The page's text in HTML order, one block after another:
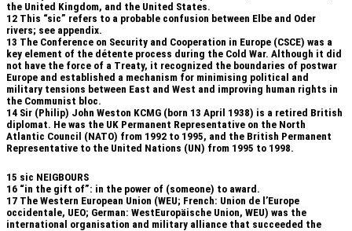
the United Kingdom, and the United States.
12 This “sic” refers to a probable confusion between Elbe and Oder
rivers; see appendix.
13 The Conference on Security and Cooperation in Europe (CSCE) was a
key element of the détente process during the Cold War. Although it did
not have the force of a Treaty, it recognized the boundaries of postwar
Europe and established a mechanism for minimising political and
military tensions between East and West and improving human rights in
the Communist bloc.
14 Sir (Philip) John Weston KCMG (born 13 April 1938) is a retired British
diplomat. He was the UK Permanent Representative on the North
Atlantic Council (NATO) from 1992 to 1995, and the British Permanent
Representative to the United Nations (UN) from 1995 to 1998.
15 sic NEIGBOURS
16 “in the gift of”: in the power of (someone) to award.
17 The Western European Union (WEU; French: Union de l’Europe
occidentale, UEO; German: WestEuropäische Union, WEU) was the
international organisation and military alliance that succeeded the